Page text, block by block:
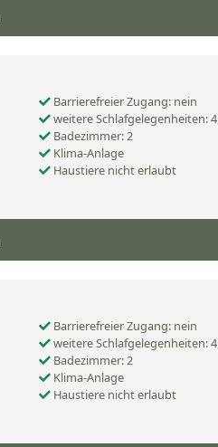
Barrierefreier Zugang: nein
weitere Schlafgelegenheiten: 4
Badezimmer: 2
Klima-Anlage
Haustiere nicht erlaubt
Barrierefreier Zugang: nein
weitere Schlafgelegenheiten: 4
Badezimmer: 2
Klima-Anlage
Haustiere nicht erlaubt